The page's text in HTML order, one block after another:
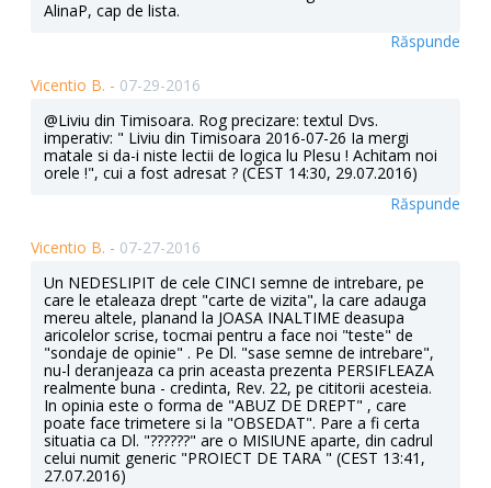
AlinaP, cap de lista.
Răspunde
Vicentio B. - 07-29-2016
@Liviu din Timisoara. Rog precizare: textul Dvs.
imperativ: " Liviu din Timisoara 2016-07-26 Ia mergi
matale si da-i niste lectii de logica lu Plesu ! Achitam noi
orele !", cui a fost adresat ? (CEST 14:30, 29.07.2016)
Răspunde
Vicentio B. - 07-27-2016
Un NEDESLIPIT de cele CINCI semne de intrebare, pe
care le etaleaza drept "carte de vizita", la care adauga
mereu altele, planand la JOASA INALTIME deasupa
aricolelor scrise, tocmai pentru a face noi "teste" de
"sondaje de opinie" . Pe Dl. "sase semne de intrebare",
nu-l deranjeaza ca prin aceasta prezenta PERSIFLEAZA
realmente buna - credinta, Rev. 22, pe cititorii acesteia.
In opinia este o forma de "ABUZ DE DREPT" , care
poate face trimetere si la "OBSEDAT". Pare a fi certa
situatia ca Dl. "??????" are o MISIUNE aparte, din cadrul
celui numit generic "PROIECT DE TARA " (CEST 13:41,
27.07.2016)